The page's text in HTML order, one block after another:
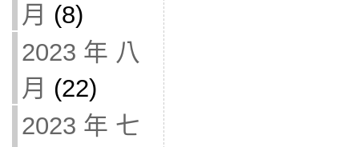
月 (8)
2023 年 八
月 (22)
2023 年 七